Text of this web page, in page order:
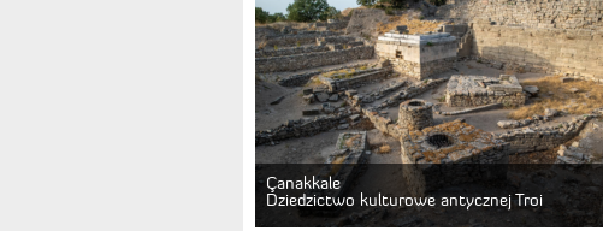
Çanakkale
Dziedzictwo kulturowe antycznej Troi